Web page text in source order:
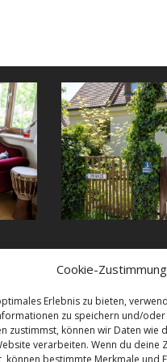
Cookie-
Erlebnis zu bieten,
zu speichern und/
zustimmst, können wir Daten wie
verarbeiten. Wenn du deine
können bestimmte Merkmale und
Ausbildung